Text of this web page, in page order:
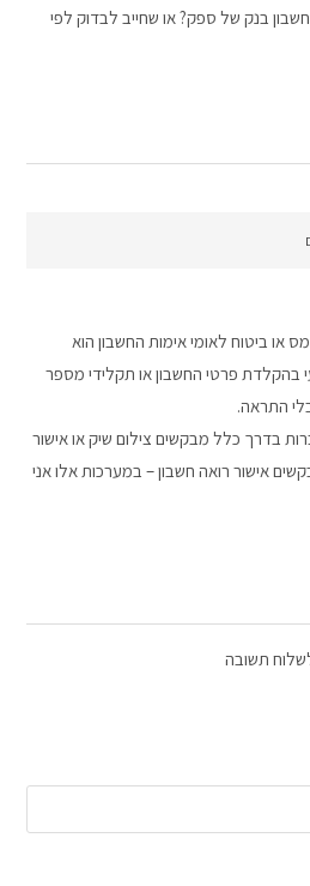
בנק של ספק? או שחייב לבדוק לפי
או ביטוח לאומי אימות החשבון הוא
בהקלדת פרטי החשבון או תקלידי מספר
התראה.
בדרך כלל מבקשים צילום שיק או אישור
אישור רואה חשבון – במערכות אלו אני
תשובה